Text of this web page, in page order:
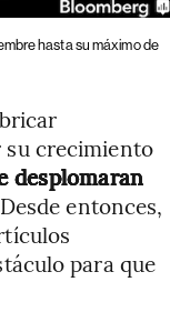
hasta su máximo de
su crecimiento
desplomaran
Desde entonces,
para que